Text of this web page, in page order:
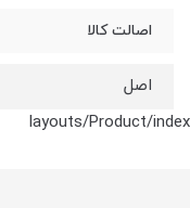
اصالت کالا
اصل
layouts/Product/index